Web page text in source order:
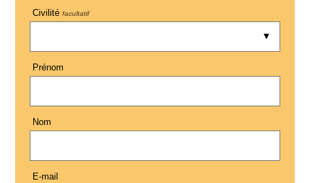
Civilité facultatif
Prénom
Nom
E-mail